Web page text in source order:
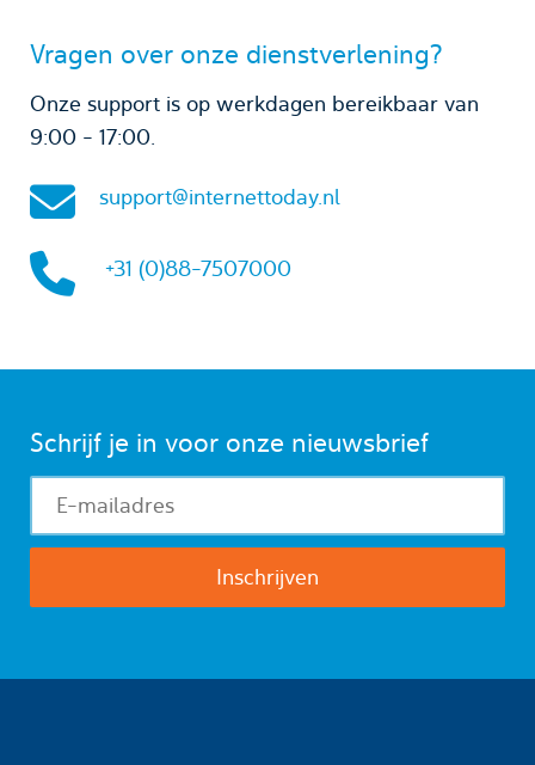
Vragen over onze dienstverlening?
Onze support is op werkdagen bereikbaar van
9:00 - 17:00.
support@internettoday.nl
+31 (0)88-7507000
Schrijf je in voor onze nieuwsbrief